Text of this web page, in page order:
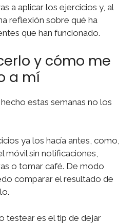
a aplicar los ejercicios y, al
reflexión sobre qué ha
que han funcionado.
y cómo me
a mí
estas semanas no los
ya los hacía antes, como,
móvil sin notificaciones,
o tomar café. De modo
comparar el resultado de
testear es el tip de dejar